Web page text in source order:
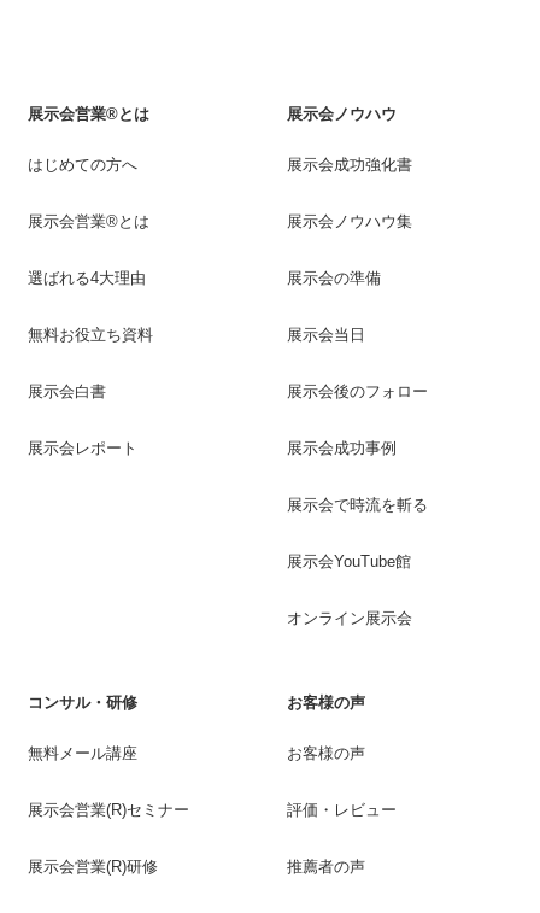
展示会営業®とは
はじめての方へ
展示会営業®とは
選ばれる4大理由
無料お役立ち資料
展示会白書
展示会レポート
展示会ノウハウ
展示会成功強化書
展示会ノウハウ集
展示会の準備
展示会当日
展示会後のフォロー
展示会成功事例
展示会で時流を斬る
展示会YouTube館
オンライン展示会
コンサル・研修
無料メール講座
展示会営業(R)セミナー
展示会営業(R)研修
お客様の声
お客様の声
評価・レビュー
推薦者の声